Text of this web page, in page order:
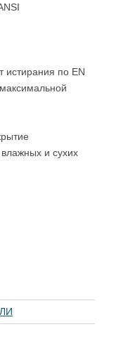
истирания по EN
и сухих